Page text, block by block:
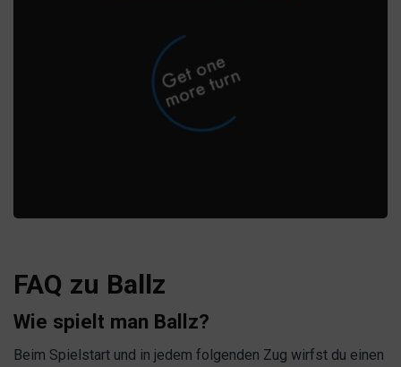
FAQ zu Ballz
Wie spielt man Ballz?
Beim Spielstart und in jedem folgenden Zug wirfst du einen